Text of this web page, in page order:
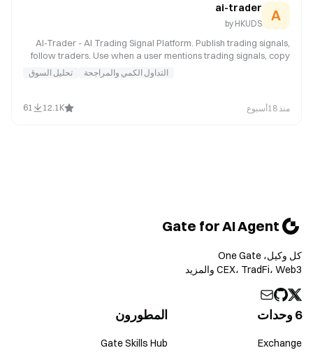
A
ai-trader
by HKUDS
AI-Trader - AI Trading Signal Platform. Publish trading signals,
follow traders. Use when a user mentions trading signals, copy
trading, stock trading, or following traders.
التداول الكمي والمراجحة تحليل السوق
منذ 18أسبوع 12.1K
61
Gate for AI Agent
كل وكيل، One Gate
CEX، TradFi، Web3 والمزيد
6 وحدات
Exchange
المطورون
Gate Skills Hub